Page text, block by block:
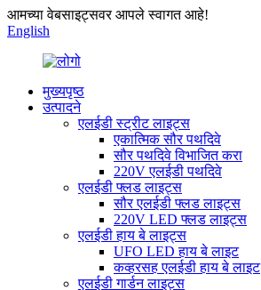
आमच्या वेबसाइट्सवर आपले स्वागत आहे!
English
मुख्यपृष्ठ
उत्पादने
एलईडी स्ट्रीट लाइट्स
एकात्मिक सौर पथदिवे
सौर पथदिवे विभाजित करा
220V एलईडी पथदिवे
एलईडी फ्लड लाइट्स
सौर एलईडी फ्लड लाइट्स
220V LED फ्लड लाइट्स
एलईडी हाय बे लाइट्स
UFO LED हाय बे लाइट
कव्हरसह एलईडी हाय बे लाइट
एलईडी गार्डन लाइट्स